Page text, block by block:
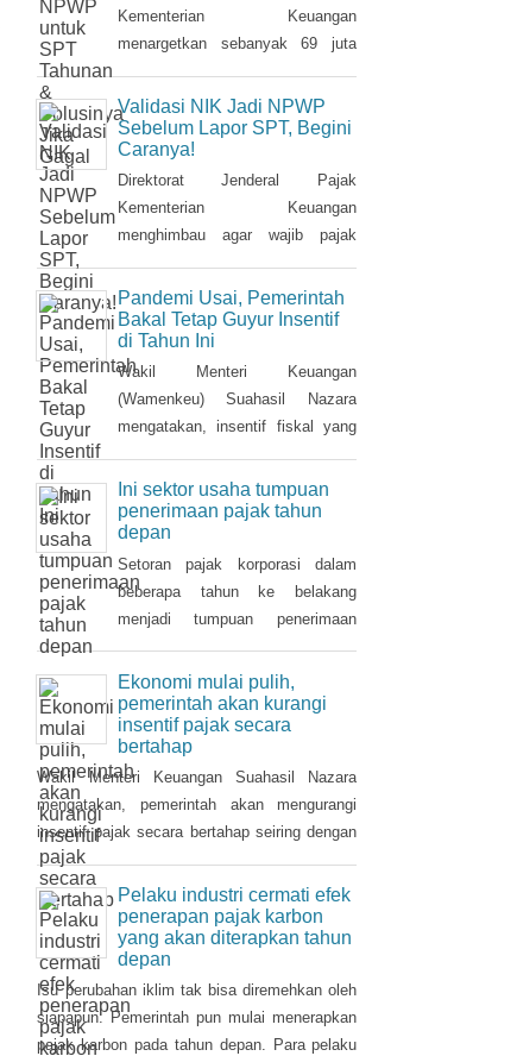
Kementerian Keuangan
menargetkan sebanyak 69 juta
dapat terintegrasi dengan Nomor
Pokok Wajib Pajik (NPWP).
Simak cara validasi NIK jadi
NPWP jelang pelaporan SPT
Tahunan.Hingga 8 Januari 2023,
DJP mencatat baru 53 juta NIK
yang baru terintegrasi. Melalui
integrasi, nantinya pelayanan
dapat lebih
Validasi NIK Jadi NPWP
Sebelum Lapor SPT, Begini
Caranya!
Direktorat Jenderal Pajak
Kementerian Keuangan
menghimbau agar wajib pajak
Kependudukan (NIK) sebagai
Nomor Pokok Wajib Pajak
(NPWP) sebelum pelaporan
SPT Tahunan 2022. Hal ini sejalan
dengan sudah mulai
diterapkannya Peraturan Menteri
112/PMK.03/2022. Dalam PMK
yang menjadi aturan turunan
Peraturan Presiden Nomor 83
Tahun 2021 dan
Pandemi Usai, Pemerintah
Bakal Tetap Guyur Insentif
di Tahun Ini
Wakil Menteri Keuangan
(Wamenkeu) Suahasil Nazara
mengatakan, insentif fiskal yang
berlanjut di tahun 2023. Stimulus
fiskal itu di antaranya insentif
pajak penjualan barang mewah
ditanggung pemerintah ( PpnBM
DTP) untuk sektor otomotif
maupun insentif pajak
pemerintah (PPN DTP) untuk
sektor properti.
Ini sektor usaha tumpuan
penerimaan pajak tahun
depan
Setoran pajak korporasi dalam
beberapa tahun ke belakang
menjadi tumpuan penerimaan
pemulihan ekonomi, otoritas pajak
mulai mencari sektor usaha yang
berpotensi memberikan
sumbangsih besar di tahun depan.
Ekonomi mulai pulih,
pemerintah akan kurangi
insentif pajak secara
bertahap
Wakil Menteri Keuangan Suahasil Nazara
mengatakan, pemerintah akan mengurangi
insentif pajak secara bertahap seiring dengan
perbaikan dan pemulihan ekonomi nasional.
Pelaku industri cermati efek
penerapan pajak karbon
yang akan diterapkan tahun
depan
Isu perubahan iklim tak bisa diremehkan oleh
siapapun. Pemerintah pun mulai menerapkan
pajak karbon pada tahun depan. Para pelaku